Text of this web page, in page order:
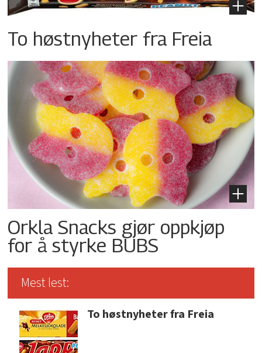
To høstnyheter fra Freia
Orkla Snacks gjør oppkjøp
for å styrke BUBS
Mest lest:
To høstnyheter fra Freia